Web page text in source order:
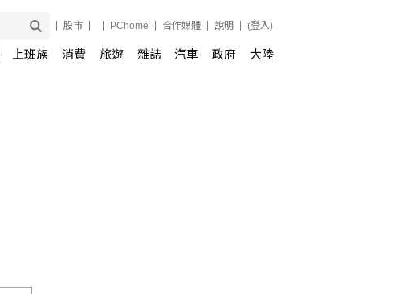
股市 PChome 合作媒體 說明 (登入)
上班族 消費 旅遊 雜誌 汽車 政府 大陸